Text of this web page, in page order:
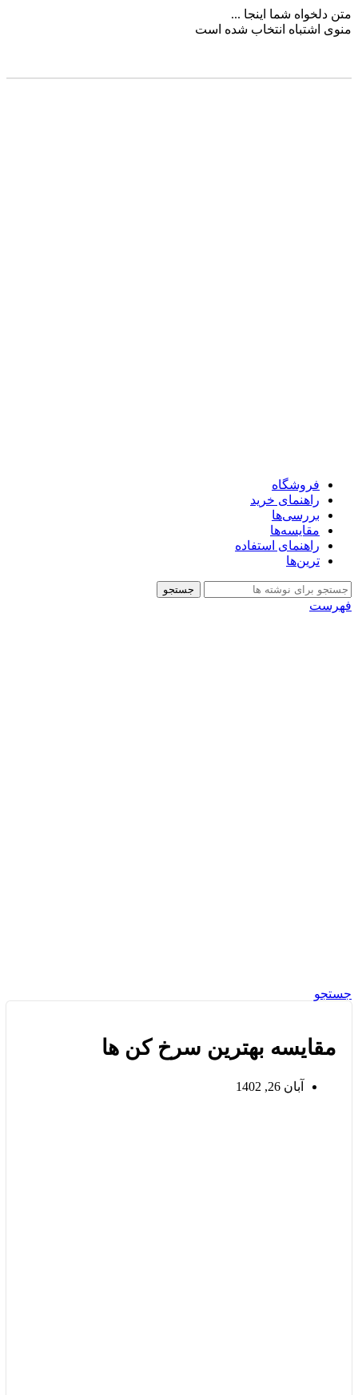
متن دلخواه شما اینجا ...
منوی اشتباه انتخاب شده است
فروشگاه
راهنمای خرید
بررسی‌ها
مقایسه‌ها
راهنمای استفاده
ترین‌ها
جستجو
فهرست
جستجو
مقایسه بهترین سرخ کن ها
آبان 26, 1402